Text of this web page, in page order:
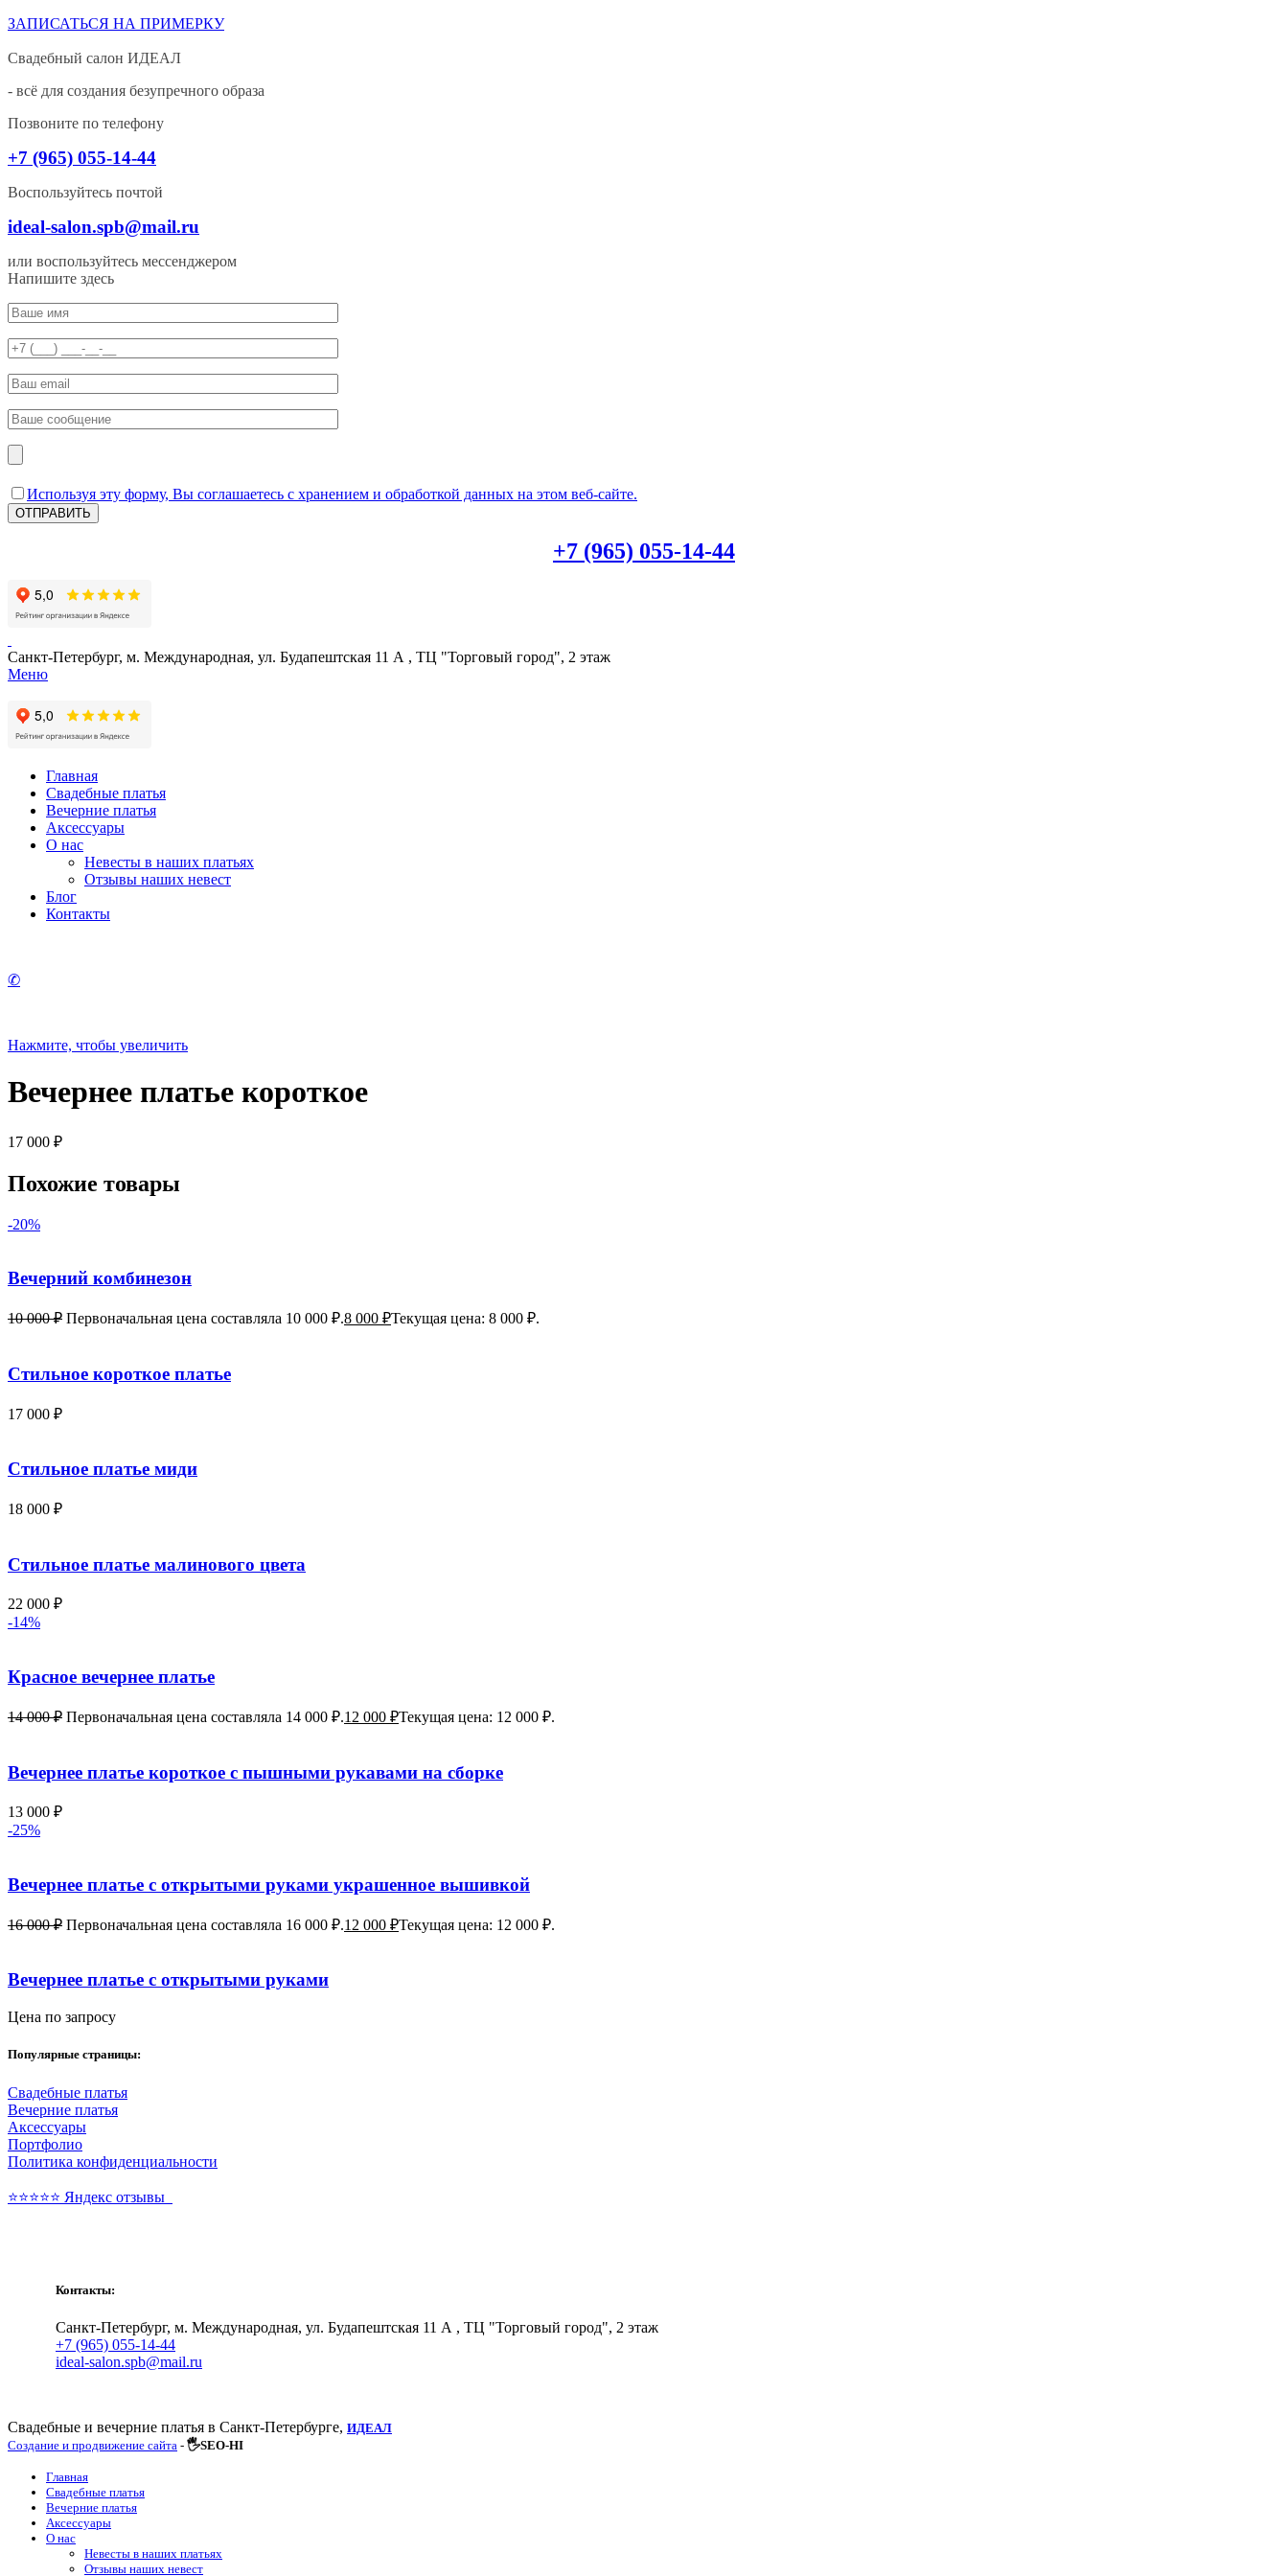
ЗАПИСАТЬСЯ НА ПРИМЕРКУ
Свадебный салон ИДЕАЛ
- всё для создания безупречного образа
Позвоните по телефону
+7 (965) 055-14-44
Воспользуйтесь почтой
ideal-salon.spb@mail.ru
или воспользуйтесь мессенджером
Напишите здесь
Используя эту форму, Вы соглашаетесь с хранением и обработкой данных на этом веб-сайте.
+7 (965) 055-14-44
Санкт-Петербург, м. Международная, ул. Будапештская 11 А , ТЦ "Торговый город", 2 этаж
Меню
Главная
Свадебные платья
Вечерние платья
Аксессуары
О нас
Невесты в наших платьях
Отзывы наших невест
Блог
Контакты
✆
Нажмите, чтобы увеличить
Вечернее платье короткое
17 000 ₽
Похожие товары
-20%
Вечерний комбинезон
10 000₽ Первоначальная цена составляла 10 000 ₽.8 000 ₽Текущая цена: 8 000 ₽.
Стильное короткое платье
17 000 ₽
Стильное платье миди
18 000 ₽
Стильное платье малинового цвета
22 000 ₽
-14%
Красное вечернее платье
14 000₽ Первоначальная цена составляла 14 000 ₽.12 000 ₽Текущая цена: 12 000 ₽.
Вечернее платье короткое с пышными рукавами на сборке
13 000 ₽
-25%
Вечернее платье с открытыми руками украшенное вышивкой
16 000₽ Первоначальная цена составляла 16 000 ₽.12 000 ₽Текущая цена: 12 000 ₽.
Вечернее платье с открытыми руками
Цена по запросу
Популярные страницы:
Свадебные платья
Вечерние платья
Аксессуары
Портфолио
Политика конфиденциальности
⭐⭐⭐⭐⭐ Яндекс отзывы
Контакты:
Санкт-Петербург, м. Международная, ул. Будапештская 11 А , ТЦ "Торговый город", 2 этаж
+7 (965) 055-14-44
ideal-salon.spb@mail.ru
Свадебные и вечерние платья в Санкт-Петербурге, ИДЕАЛ
Создание и продвижение сайта - 🖐SEO-HI
Главная
Свадебные платья
Вечерние платья
Аксессуары
О нас
Невесты в наших платьях
Отзывы наших невест